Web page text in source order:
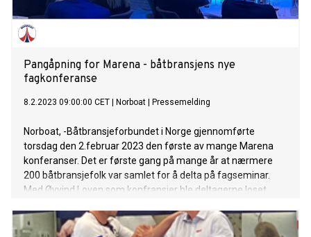
Pangåpning for Marena - båtbransjens nye
fagkonferanse
8.2.2023 09:00:00 CET Norboat Pressemelding
Norboat, -Båtbransjeforbundet i Norge gjennomførte
torsdag den 2.februar 2023 den første av mange Marena
konferanser. Det er første gang på mange år at nærmere
200 båtbransjefolk var samlet for å delta på fagseminar.
Med Øyvind Loven som konfransier ble deltagerne loset
dose underholdning på kvelden.